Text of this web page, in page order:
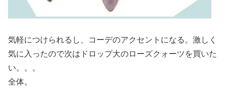
気軽につけられるし、コーデのアクセントになる。激しく
気に入ったので次はドロップ大のローズクォーツを買いた
い。。。
全体。